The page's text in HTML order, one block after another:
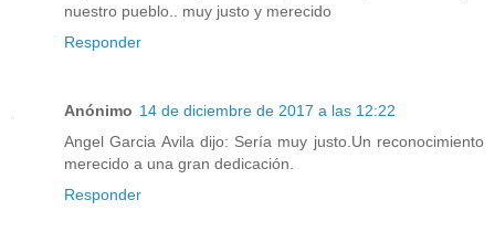
nuestro pueblo.. muy justo y merecido
Responder
Anónimo 14 de diciembre de 2017 a las 12:22
Angel Garcia Avila dijo: Sería muy justo.Un reconocimiento
merecido a una gran dedicación.
Responder